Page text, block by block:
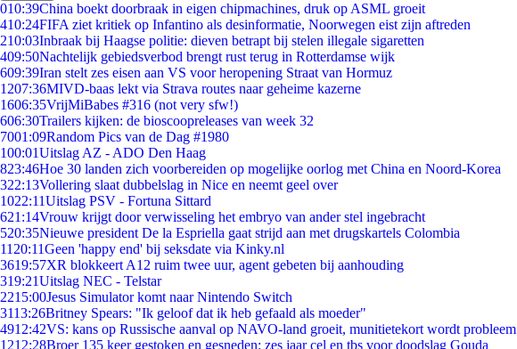
010:39China boekt doorbraak in eigen chipmachines, druk op ASML groeit
410:24FIFA ziet kritiek op Infantino als desinformatie, Noorwegen eist zijn aftreden
210:03Inbraak bij Haagse politie: dieven betrapt bij stelen illegale sigaretten
409:50Nachtelijk gebiedsverbod brengt rust terug in Rotterdamse wijk
609:39Iran stelt zes eisen aan VS voor heropening Straat van Hormuz
1207:36MIVD-baas lekt via Strava routes naar geheime kazerne
1606:35VrijMiBabes #316 (not very sfw!)
606:30Trailers kijken: de bioscoopreleases van week 32
7001:09Random Pics van de Dag #1980
100:01Uitslag AZ - ADO Den Haag
823:46Hoe 30 landen zich voorbereiden op mogelijke oorlog met China en Noord-Korea
322:13Vollering slaat dubbelslag in Nice en neemt geel over
1022:11Uitslag PSV - Fortuna Sittard
621:14Vrouw krijgt door verwisseling het embryo van ander stel ingebracht
520:35Nieuwe president De la Espriella gaat strijd aan met drugskartels Colombia
11 20:11Geen 'happy end' bij seksdate via Kinky.nl
3619:57XR blokkeert A12 ruim twee uur, agent gebeten bij aanhouding
319:21Uitslag NEC - Telstar
2215:00Jesus Simulator komt naar Nintendo Switch
3113:26Britney Spears: "Ik geloof dat ik heb gefaald als moeder"
4912:42VS: kans op Russische aanval op NAVO-land groeit, munitietekort wordt probleem
1212:28Broer 135 keer gestoken en gesneden: zes jaar cel en tbs voor doodslag Gouda